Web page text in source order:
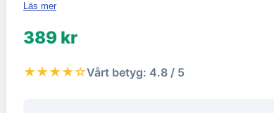
Läs mer
389 kr
★★★★☆Vårt betyg: 4.8 / 5